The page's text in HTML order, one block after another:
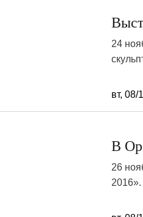
24
вт, 08/
В
26
2016».